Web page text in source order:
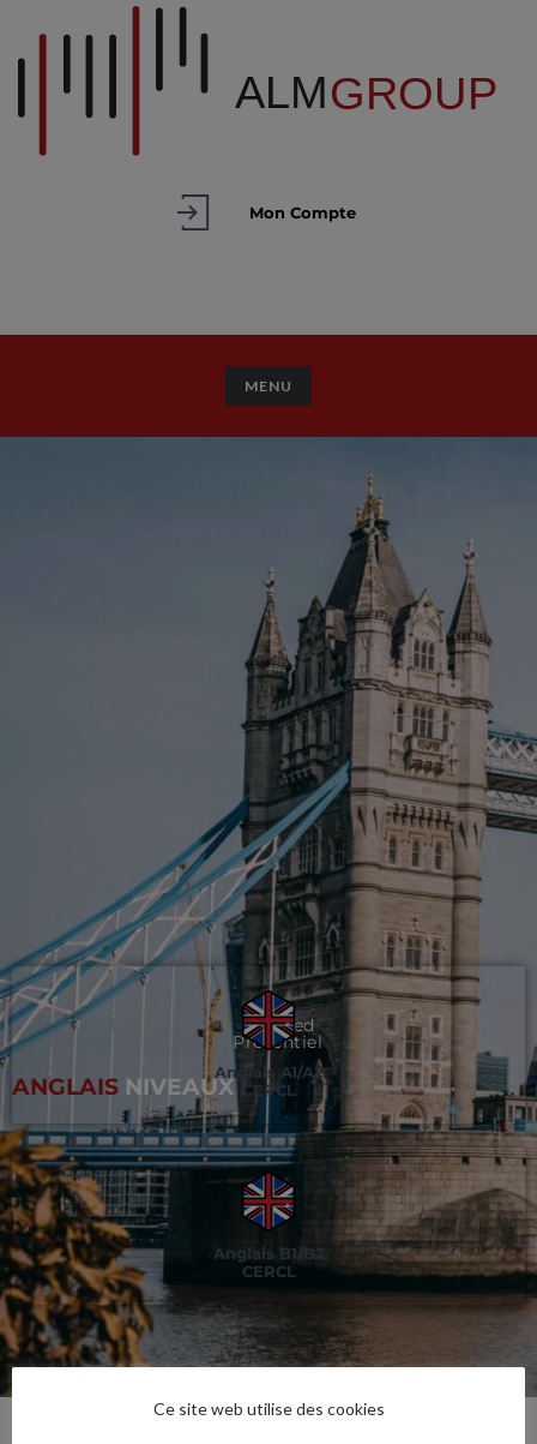
Mon Compte
TOGGLE NAVIGATION
MENU
Blended
Présentiel
ANGLAIS NIVEAUX
Anglais A1/A2
CERCL
Anglais B1/B2
CERCL
Ce site web utilise des cookies